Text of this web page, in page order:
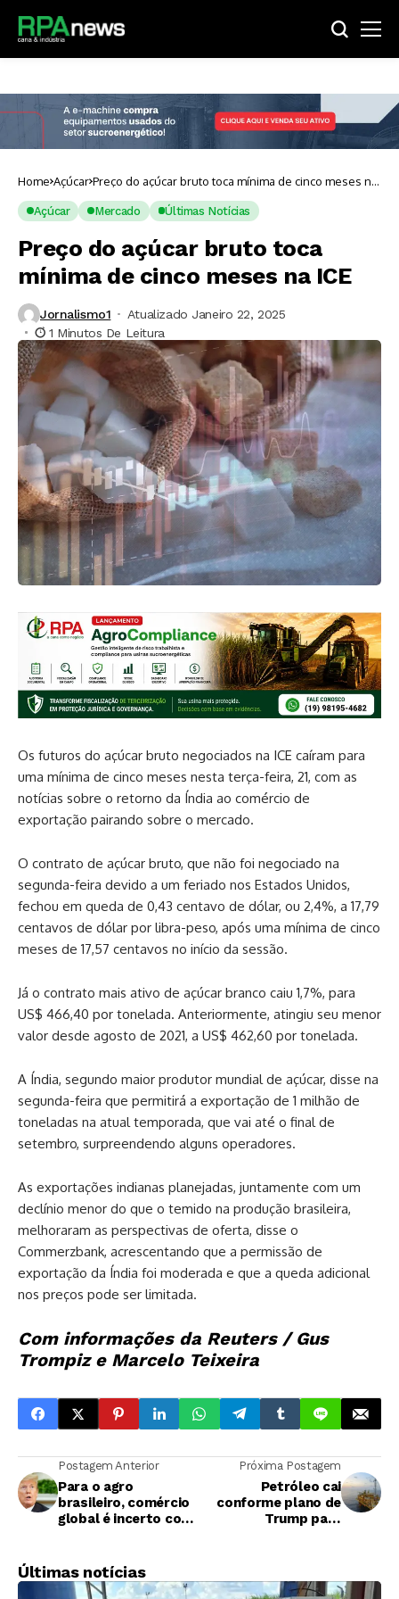
Home Açúcar Preço do açúcar bruto toca mínima de cinco meses na
Açúcar Mercado Últimas Notícias
Preço do açúcar bruto toca
mínima de cinco meses na ICE
Jornalismo1
Atualizado Janeiro 22, 2025
1 Minutos De Leitura
Os futuros do açúcar bruto negociados na ICE caíram para
uma mínima de cinco meses nesta terça-feira, 21, com as
notícias sobre o retorno da Índia ao comércio de
exportação pairando sobre o mercado.
O contrato de açúcar bruto, que não foi negociado na
segunda-feira devido a um feriado nos Estados Unidos,
fechou em queda de 0,43 centavo de dólar, ou 2,4%, a 17,79
centavos de dólar por libra-peso, após uma mínima de cinco
meses de 17,57 centavos no início da sessão.
Já o contrato mais ativo de açúcar branco caiu 1,7%, para
US$ 466,40 por tonelada. Anteriormente, atingiu seu menor
valor desde agosto de 2021, a US$ 462,60 por tonelada.
A Índia, segundo maior produtor mundial de açúcar, disse na
segunda-feira que permitirá a exportação de 1 milhão de
toneladas na atual temporada, que vai até o final de
setembro, surpreendendo alguns operadores.
As exportações indianas planejadas, juntamente com um
declínio menor do que o temido na produção brasileira,
melhoraram as perspectivas de oferta, disse o
Commerzbank, acrescentando que a permissão de
exportação da Índia foi moderada e que a queda adicional
nos preços pode ser limitada.
Com informações da Reuters / Gus
Trompiz e Marcelo Teixeira
Postagem Anterior
Para o agro
brasileiro, comércio
global é incerto com
Próxima Postagem
Petróleo cai
conforme plano de
Trump para
Últimas notícias